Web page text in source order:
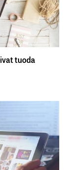
tuoda